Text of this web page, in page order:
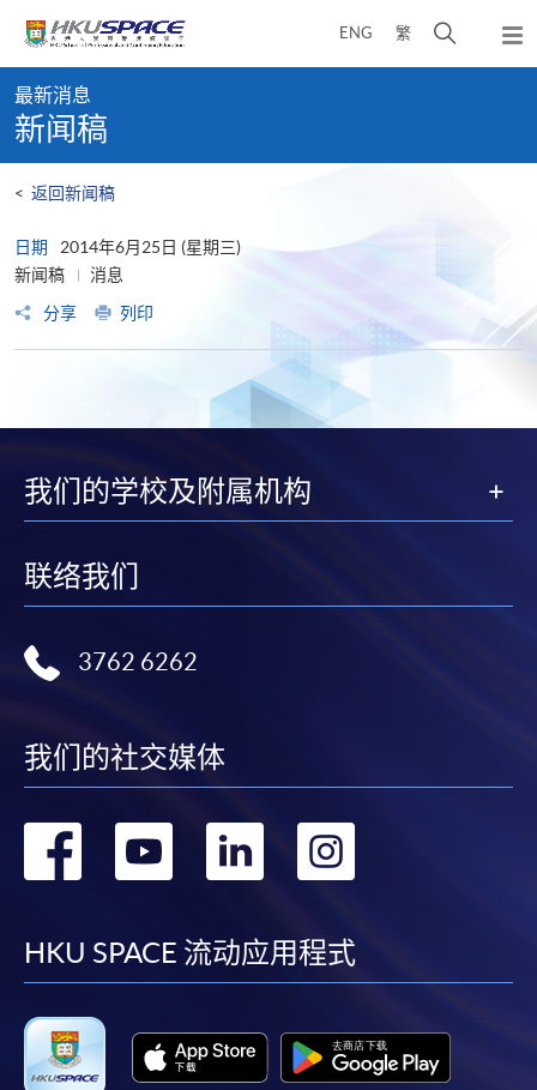
content
ENG 繁
开
弹
出
content
start
最新消息
新闻稿
< 返回新闻稿
日期
2014年6月25日 (星期三)
新闻稿
消息
分享
列印
我们的学校及附属机构
联络我们
3762 6262
我们的社交媒体
转
facebook
转
youtube
转
linkedin
转
HKU SPACE 流动应用程式